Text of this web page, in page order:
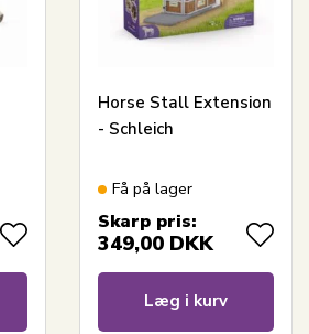
Horse Stall Extension
- Schleich
Få på lager
Skarp pris:
349,00 DKK
Læg i kurv